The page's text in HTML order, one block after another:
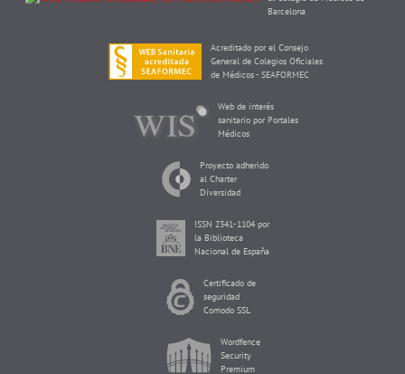
Barcelona
Acreditado por el Consejo
General de Colegios Oficiales
de Médicos - SEAFORMEC
Web de interés
sanitario por Portales
Médicos
Proyecto adherido
al Charter
Diversidad
ISSN 2341-1104 por
la Biblioteca
Nacional de España
Certificado de
seguridad
Comodo SSL
Wordfence
Security
Premium